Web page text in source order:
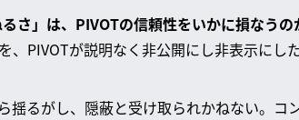
さ」は、PIVOTの信頼性をいかに損なうの
、PIVOTが説明なく非公開にし非表示にし
揺るがし、隠蔽と受け取られかねない。コ